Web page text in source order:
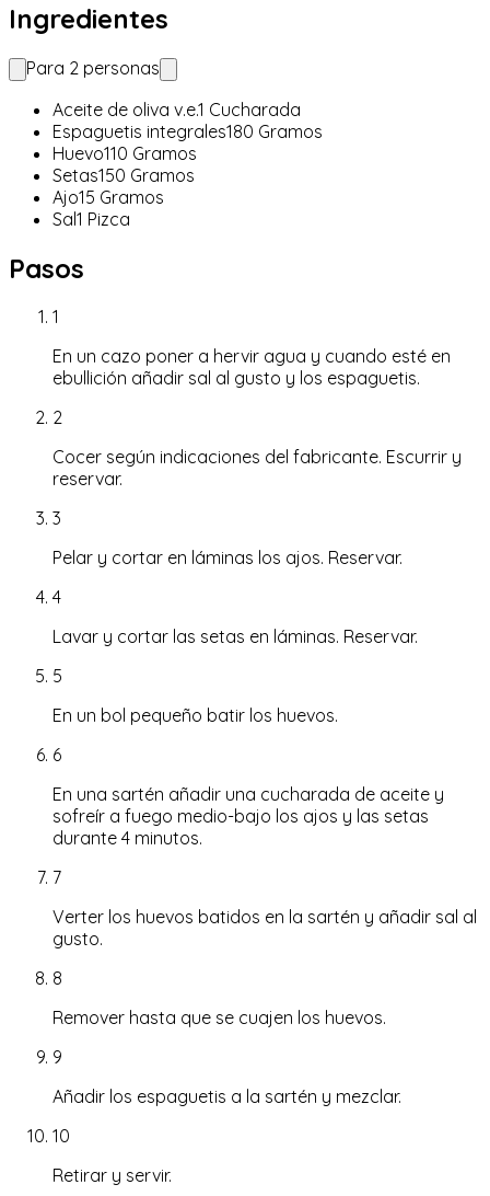
Ingredientes
Para 2 personas
Aceite de oliva v.e.1 Cucharada
Espaguetis integrales180 Gramos
Huevo110 Gramos
Setas150 Gramos
Ajo15 Gramos
Sal1 Pizca
Pasos
1
En un cazo poner a hervir agua y cuando esté en
ebullición añadir sal al gusto y los espaguetis.
2
Cocer según indicaciones del fabricante. Escurrir y
reservar.
3
Pelar y cortar en láminas los ajos. Reservar.
4
Lavar y cortar las setas en láminas. Reservar.
5
En un bol pequeño batir los huevos.
6
En una sartén añadir una cucharada de aceite y
sofreír a fuego medio-bajo los ajos y las setas
durante 4 minutos.
7
Verter los huevos batidos en la sartén y añadir sal al
gusto.
8
Remover hasta que se cuajen los huevos.
9
Añadir los espaguetis a la sartén y mezclar.
10
Retirar y servir.